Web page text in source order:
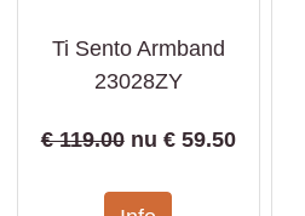
Ti Sento Armband
23028ZY
€ 119.00nu € 59.50